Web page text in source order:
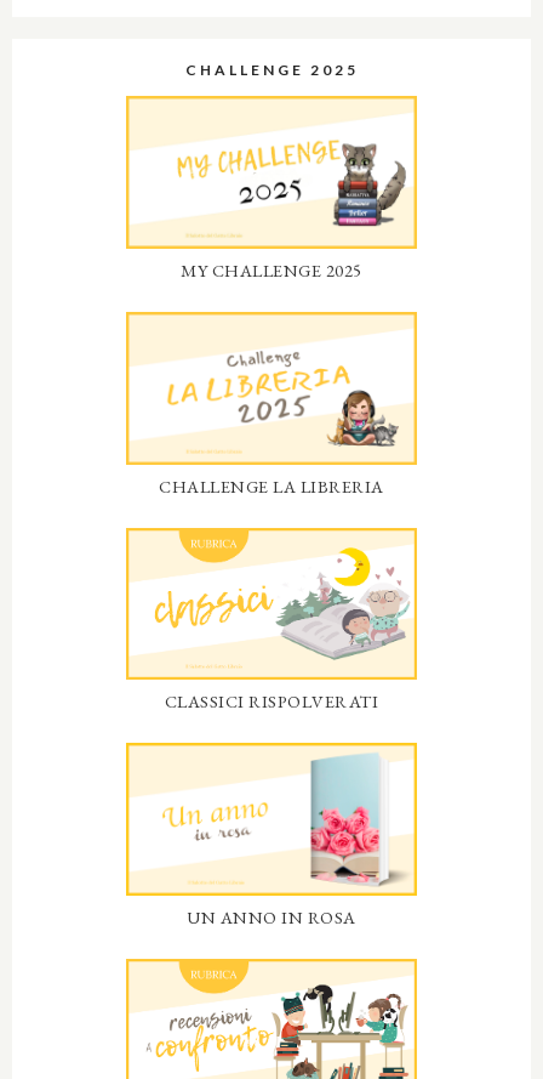
CHALLENGE 2025
MY CHALLENGE 2025
CHALLENGE LA LIBRERIA
CLASSICI RISPOLVERATI
UN ANNO IN ROSA